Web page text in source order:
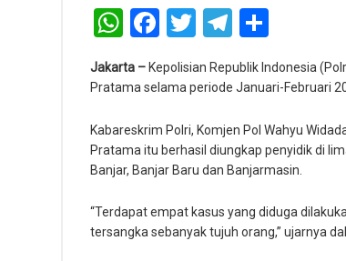
WhatsApp
Facebook
TwitterTelegram
Jakarta – Kepolisian Republik Indonesia
Pratama selama periode Januari-Februari
Kabareskrim Polri, Komjen Pol Wahyu
Pratama itu berhasil diungkap penyidik di
Banjar, Banjar Baru dan Banjarmasin.
“Terdapat empat kasus yang diduga
tersangka sebanyak tujuh orang,” ujarnya